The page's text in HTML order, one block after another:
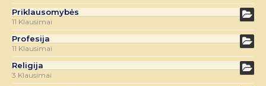
Priklausomybės
11 Klausimai
Profesija
11 Klausimai
Religija
3 Klausimai